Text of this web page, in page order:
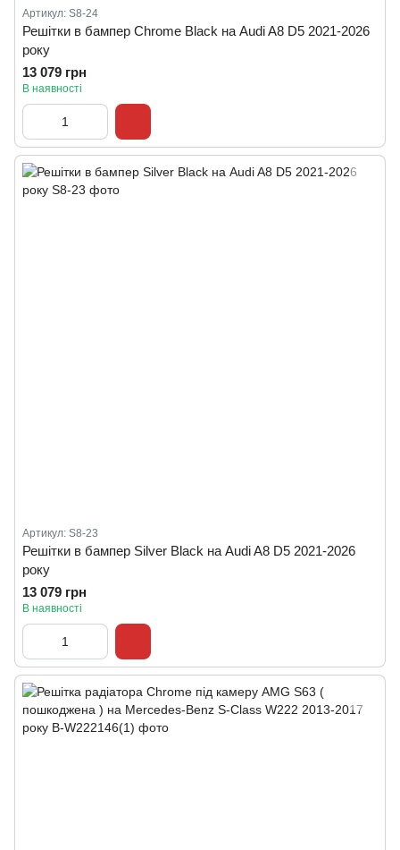
Артикул: S8-24
Решітки в бампер Chrome Black на Audi A8 D5 2021-2026
року
13 079 грн
В наявності
Артикул: S8-23
Решітки в бампер Silver Black на Audi A8 D5 2021-2026
року
13 079 грн
В наявності